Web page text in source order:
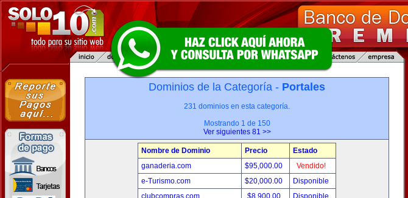
Dominios de la Categoría - Portales
231 dominios en esta categoría.
Mostrando 1 de 150
Ver siguientes 81 >>
Nombre de Dominio Precio
Estado
ganaderia.com
$95,000.00
Vendido!
e-Turismo.com
$20,000.00
Disponible
clubcompras.com
$8,900.00
Disponible